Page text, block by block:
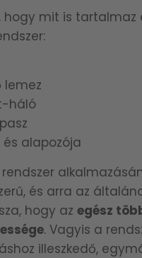
hogy mit is tartalmaz
lemez
háló
alapozója
és arra az
hogy az egész
. Vagyis a
illeszkedő,